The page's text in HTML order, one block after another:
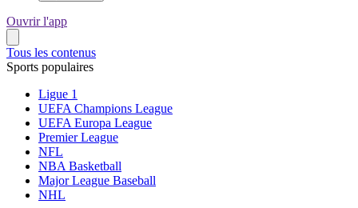
Ouvrir l'app
Tous les contenus
Sports populaires
Ligue 1
UEFA Champions League
UEFA Europa League
Premier League
NFL
NBA Basketball
Major League Baseball
NHL